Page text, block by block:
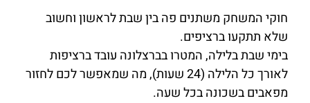
חוקי המשחק משתנים פה בין שבת לראשון וחשוב
שלא תתקעו ברציפים.
בימי שבת בלילה, המטרו בברצלונה עובד ברציפות
לאורך כל הלילה (24 שעות), מה שמאפשר לכם לחזור
מפאבים בשכונה בכל שעה.